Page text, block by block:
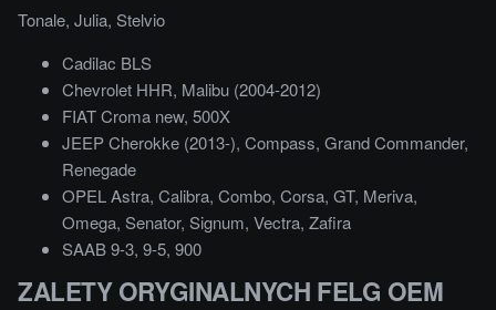
Tonale, Julia, Stelvio
Cadilac BLS
Chevrolet HHR, Malibu (2004-2012)
FIAT Croma new, 500X
JEEP Cherokke (2013-), Compass, Grand Commander,
Renegade
OPEL Astra, Calibra, Combo, Corsa, GT, Meriva,
Omega, Senator, Signum, Vectra, Zafira
SAAB 9-3, 9-5, 900
ZALETY ORYGINALNYCH FELG OEM